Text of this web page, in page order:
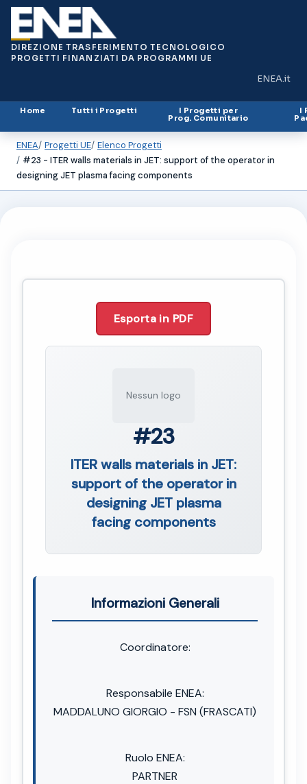
DIREZIONE TRASFERIMENTO TECNOLOGICO
PROGETTI FINANZIATI DA PROGRAMMI UE
ENEA.it
(si apre in
Home Tutti i Progetti I Progetti per
Prog. Comunitario
I
ENEA Progetti UE Elenco Progetti
#23 - ITER walls materials in JET: support of the operator in
designing JET plasma facing components
Esporta in PDF
Nessun logo
#23
ITER walls materials in JET:
support of the operator in
designing JET plasma
facing components
Informazioni Generali
Coordinatore:
Responsabile ENEA:
MADDALUNO GIORGIO - FSN (FRASCATI)
Ruolo ENEA:
PARTNER